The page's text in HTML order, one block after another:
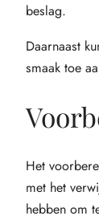
beslag.
Daarnaast
smaak toe
Het
met het
hebben om